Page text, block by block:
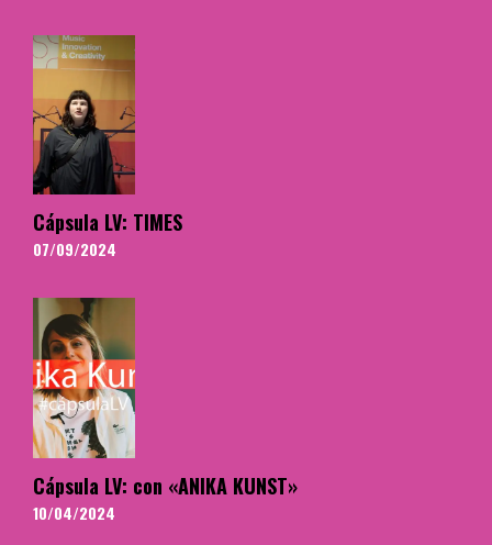
Cápsula LV: TIMES
07/09/2024
Cápsula LV: con «ANIKA KUNST»
10/04/2024